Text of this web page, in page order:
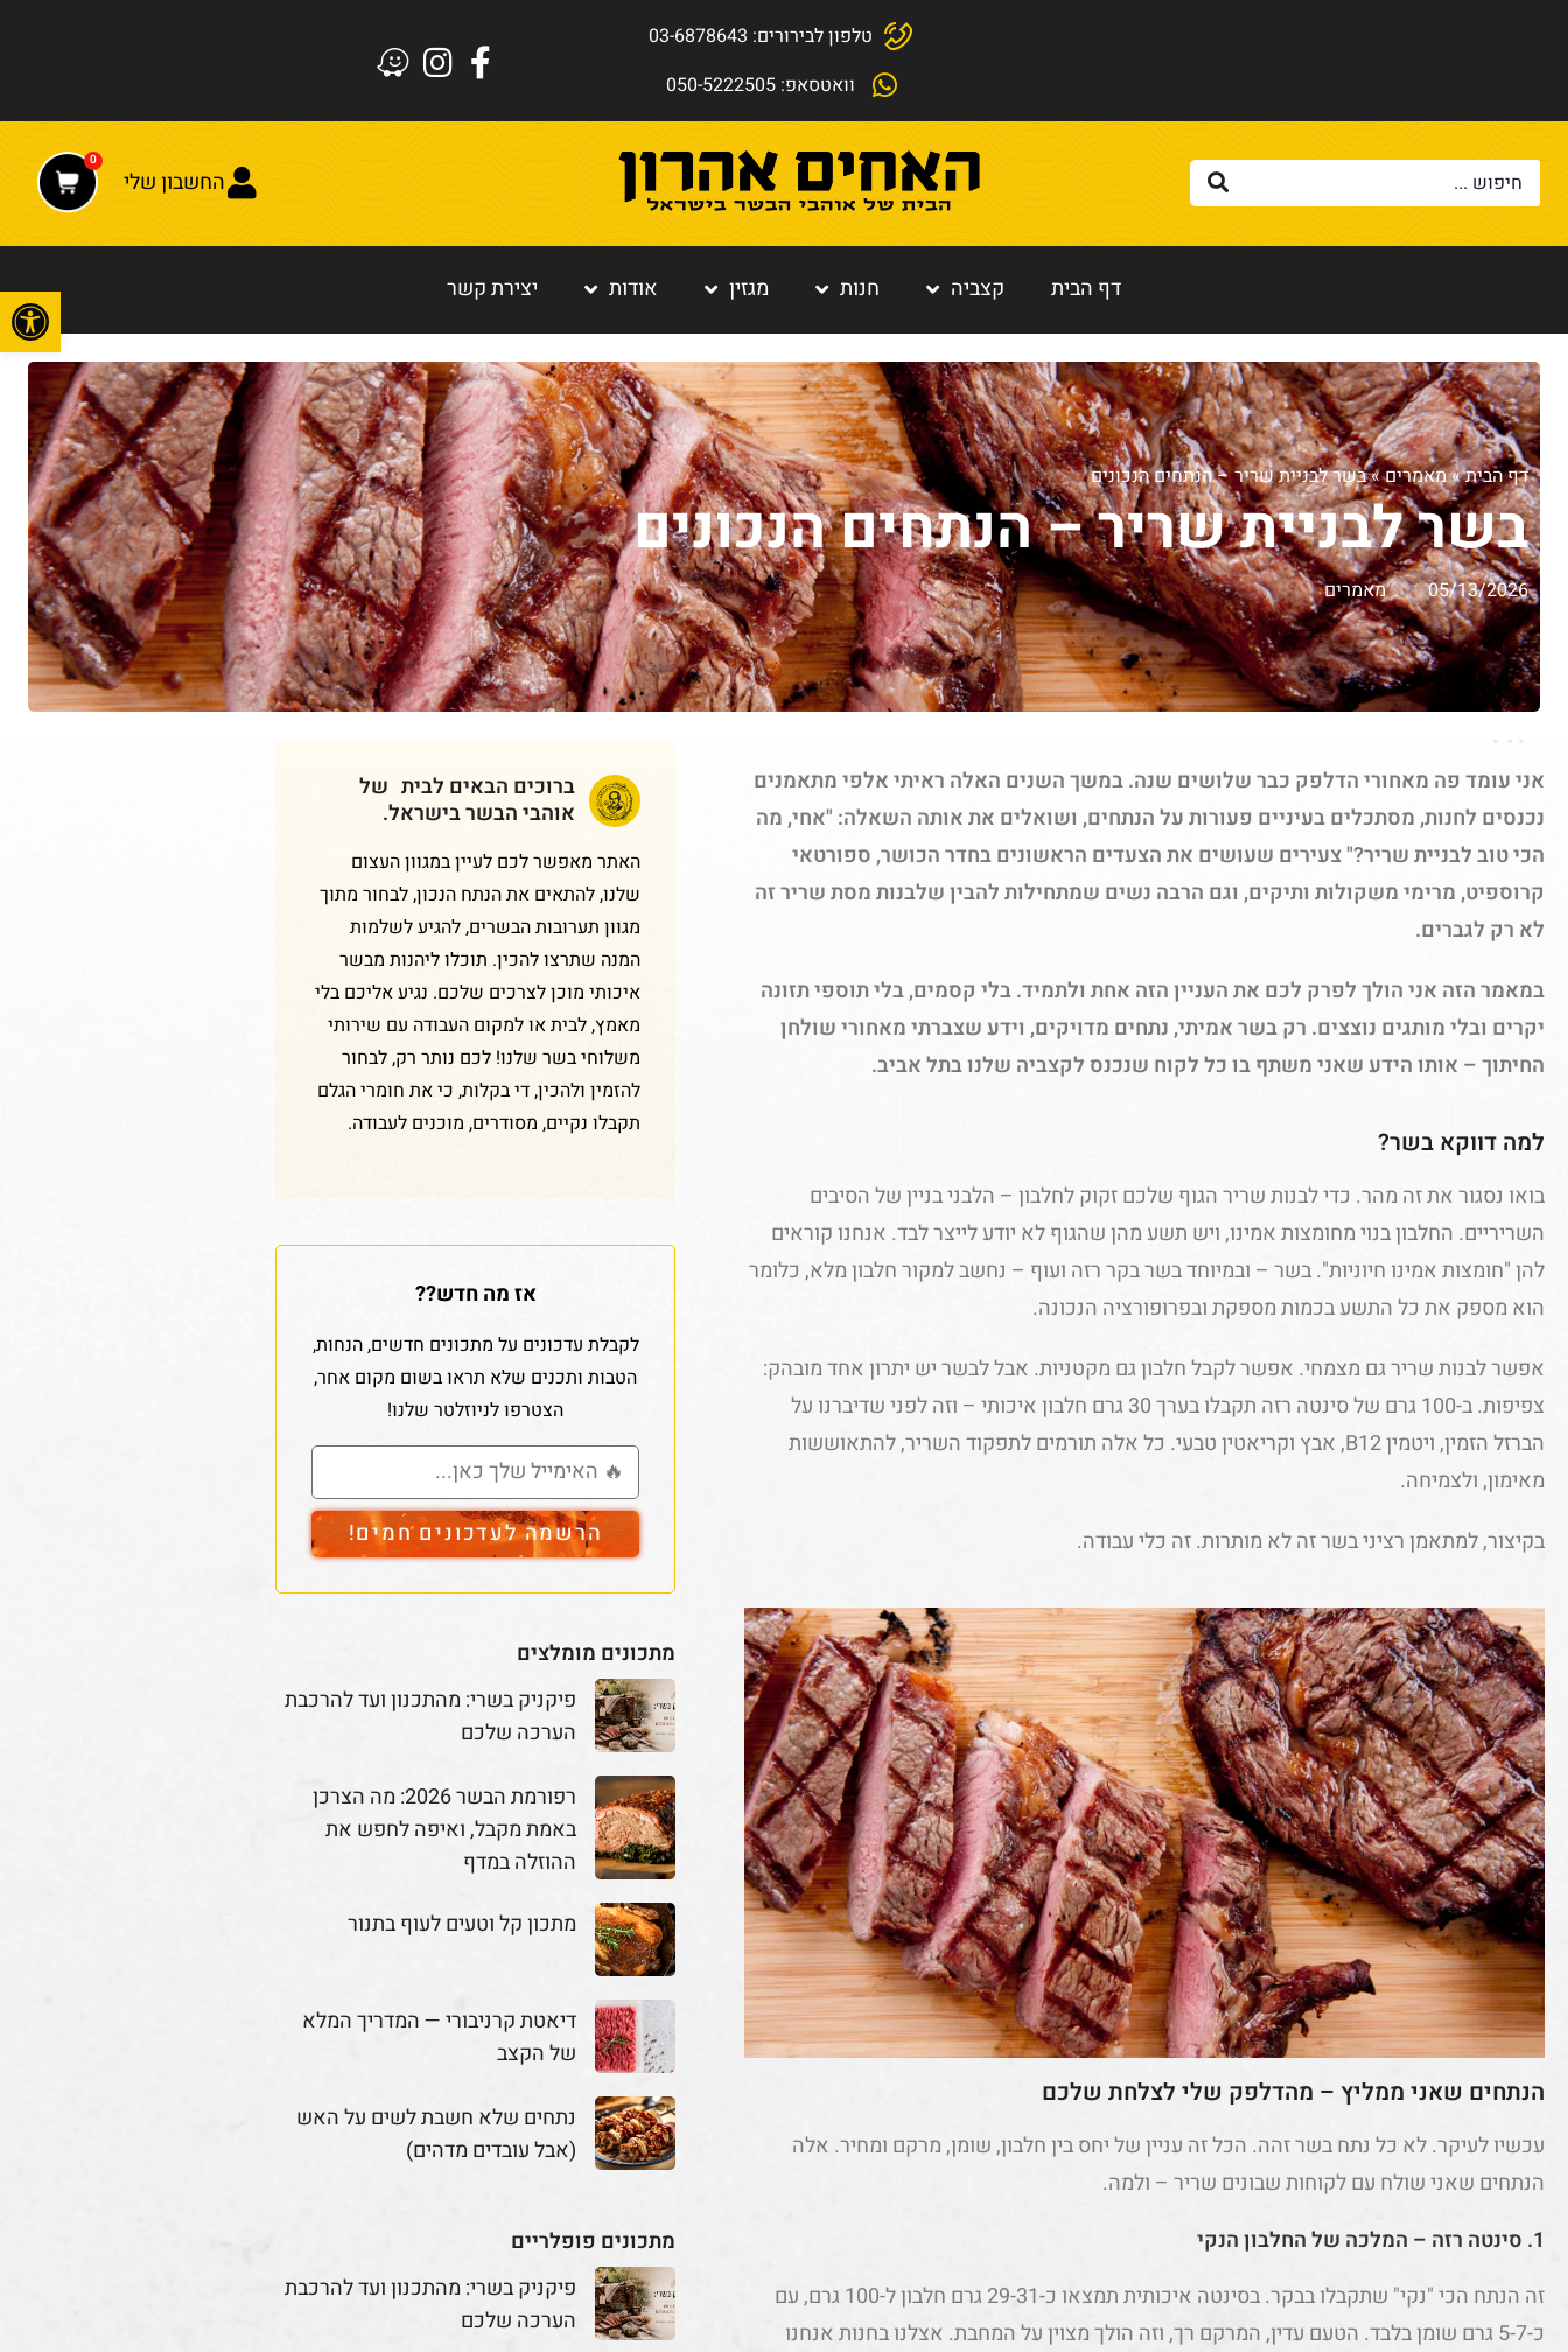
טלפון לבירורים: 03-6878643
וואטסאפ: 050-5222505
החשבון שלי
0
דף הבית קצביה חנות מגזין אודות יצירת קשר
דף הבית»מאמרים»בשר לבניית שריר – הנתחים הנכונים
בשר לבניית שריר – הנתחים הנכונים
05/13/2026 מאמרים
אני עומד פה מאחורי הדלפק כבר שלושים שנה. במשך השנים האלה ראיתי אלפי מתאמנים
נכנסים לחנות, מסתכלים בעיניים פעורות על הנתחים, ושואלים את אותה השאלה: "אחי, מה
הכי טוב לבניית שריר?" צעירים שעושים את הצעדים הראשונים בחדר הכושר, ספורטאי
קרוספיט, מרימי משקולות ותיקים, וגם הרבה נשים שמתחילות להבין שלבנות מסת שריר זה
לא רק לגברים.
במאמר הזה אני הולך לפרק לכם את העניין הזה אחת ולתמיד. בלי קסמים, בלי תוספי תזונה
יקרים ובלי מותגים נוצצים. רק בשר אמיתי, נתחים מדויקים, וידע שצברתי מאחורי שולחן
החיתוך – אותו הידע שאני משתף בו כל לקוח שנכנס לקצביה שלנו בתל אביב.
למה דווקא בשר?
בואו נסגור את זה מהר. כדי לבנות שריר הגוף שלכם זקוק לחלבון – הלבני בניין של הסיבים
השריריים. החלבון בנוי מחומצות אמינו, ויש תשע מהן שהגוף לא יודע לייצר לבד. אנחנו קוראים
להן "חומצות אמינו חיוניות". בשר – ובמיוחד בשר בקר רזה ועוף – נחשב למקור חלבון מלא, כלומר
הוא מספק את כל התשע בכמות מספקת ובפרופורציה הנכונה.
אפשר לבנות שריר גם מצמחי. אפשר לקבל חלבון גם מקטניות. אבל לבשר יש יתרון אחד מובהק:
צפיפות. ב-100 גרם של סינטה רזה תקבלו בערך 30 גרם חלבון איכותי – וזה לפני שדיברנו על
הברזל הזמין, ויטמין B12, אבץ וקריאטין טבעי. כל אלה תורמים לתפקוד השריר, להתאוששות
מאימון, ולצמיחה.
בקיצור, למתאמן רציני בשר זה לא מותרות. זה כלי עבודה.
הנתחים שאני ממליץ – מהדלפק שלי לצלחת שלכם
עכשיו לעיקר. לא כל נתח בשר זהה. הכל זה עניין של יחס בין חלבון, שומן, מרקם ומחיר. אלה
הנתחים שאני שולח עם לקוחות שבונים שריר – ולמה.
1. סינטה רזה – המלכה של החלבון הנקי
זה הנתח הכי "נקי" שתקבלו בבקר. בסינטה איכותית תמצאו כ-29-31 גרם חלבון ל-100 גרם, עם
כ-5-7 גרם שומן בלבד. הטעם עדין, המרקם רך, וזה הולך מצוין על המחבת. אצלנו בחנות אנחנו
ברוכים הבאים לבית של
אוהבי הבשר בישראל.
האתר מאפשר לכם לעיין במגוון העצום
שלנו, להתאים את הנתח הנכון, לבחור מתוך
מגוון תערובות הבשרים, להגיע לשלמות
המנה שתרצו להכין. תוכלו ליהנות מבשר
איכותי מוכן לצרכים שלכם. נגיע אליכם בלי
מאמץ, לבית או למקום העבודה עם שירותי
משלוחי בשר שלנו! לכם נותר רק, לבחור
להזמין ולהכין, די בקלות, כי את חומרי הגלם
תקבלו נקיים, מסודרים, מוכנים לעבודה.
אז מה חדש??
לקבלת עדכונים על מתכונים חדשים, הנחות,
הטבות ותכנים שלא תראו בשום מקום אחר,
הצטרפו לניוזלטר שלנו!
הרשמה לעדכונים חמים!
מתכונים מומלצים
פיקניק בשרי: מהתכנון ועד להרכבת
הערכה שלכם
רפורמת הבשר 2026: מה הצרכן
באמת מקבל, ואיפה לחפש את
ההוזלה במדף
מתכון קל וטעים לעוף בתנור
דיאטת קרניבורי — המדריך המלא
של הקצב
נתחים שלא חשבת לשים על האש
(אבל עובדים מדהים)
מתכונים פופלריים
פיקניק בשרי: מהתכנון ועד להרכבת
הערכה שלכם